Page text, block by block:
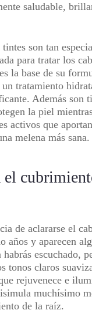
saludable,
son tan
para tratar los
la base de su
un tratamiento
Además son
la piel
activos que
melena más sana.
el
de aclararse el
años y aparecen
escuchado,
tonos claros
rejuvenece e
muchísimo
de la raíz.